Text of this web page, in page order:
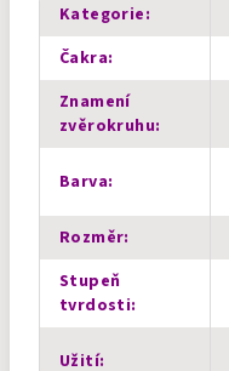
Kategorie:
Čakra:
Znamení
zvěrokruhu:
Barva:
Rozměr:
Stupeň
tvrdosti:
Užití: